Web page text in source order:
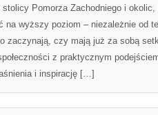
stolicy Pomorza Zachodniego i okolic,
na wyższy poziom – niezależnie od
zaczynają, czy mają już za sobą
z praktycznym
i inspirację […]